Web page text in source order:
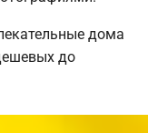
дома
до